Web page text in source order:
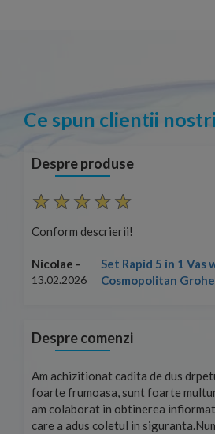
Ce spun clientii nostri
Despre produse
Conform descrierii!
Nicolae -
13.02.2026
Set Rapid 5 in 1
Cosmopolitan
Despre comenzi
Am achizitionat cadita de dus
foarte frumoasa, sunt foarte
am colaborat in obtinerea
care a adus coletul in